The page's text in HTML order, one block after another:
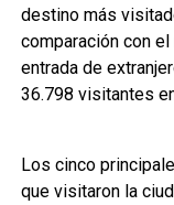
destino más
comparación con
entrada de
36.798 visitantes
Los cinco
que visitaron la